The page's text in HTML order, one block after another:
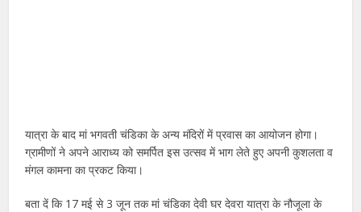
यात्रा के बाद मां भगवती चंडिका के अन्य मंदिरों में प्रवास का आयोजन होगा।
ग्रामीणों ने अपने आराध्य को समर्पित इस उत्सव में भाग लेते हुए अपनी कुशलता व
मंगल कामना का प्रकट किया।
बता दें कि 17 मई से 3 जून तक मां चंडिका देवी घर देवरा यात्रा के नौजूला के